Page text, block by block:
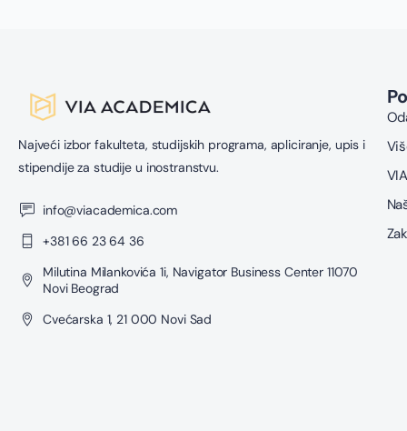
Najveći izbor fakulteta, studijskih programa, apliciranje, upis i
stipendije za studije u inostranstvu.
info@viacademica.com
+381 66 23 64 36
Milutina Milankovića 1i, Navigator Business Center 11070
Novi Beograd
Cvećarska 1, 21 000 Novi Sad